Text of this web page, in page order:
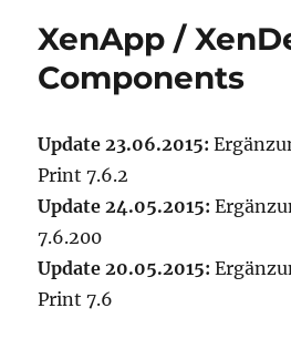
Pack
5
Breaks
7.6
XenApp /
Components
Update 23.06.2015:
Print 7.6.2
Update 24.05.2015:
7.6.200
Update 20.05.2015:
Print 7.6